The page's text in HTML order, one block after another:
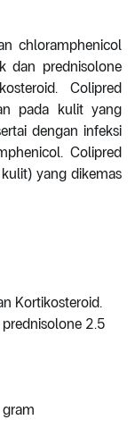
chloramphenicol
dan prednisolone
Colipred
pada kulit yang
dengan infeksi
Colipred
yang dikemas
Kortikosteroid.
2.5
gram